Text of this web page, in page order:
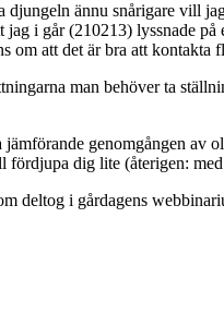
djungeln ännu snårigare vill
jag i går (210213) lyssnade
om att det är bra att
man behöver ta
jämförande genomgången av
fördjupa dig lite (återigen:
deltog i gårdagens